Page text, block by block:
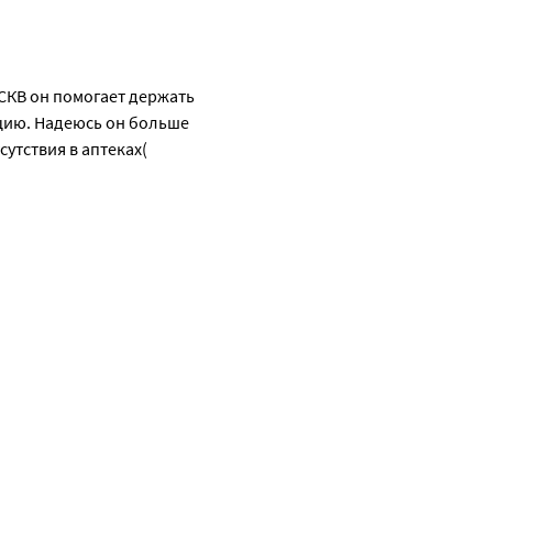
он помогает держать
Надеюсь он больше
в аптеках(